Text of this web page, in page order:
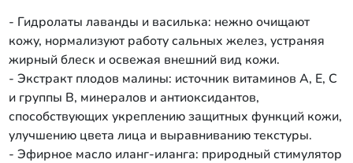
- Гидролаты лаванды и василька: нежно очищают
кожу, нормализуют работу сальных желез, устраняя
жирный блеск и освежая внешний вид кожи.
- Экстракт плодов малины: источник витаминов А, Е, С
и группы B, минералов и антиоксидантов,
способствующих укреплению защитных функций кожи,
улучшению цвета лица и выравниванию текстуры.
- Эфирное масло иланг-иланга: природный стимулятор